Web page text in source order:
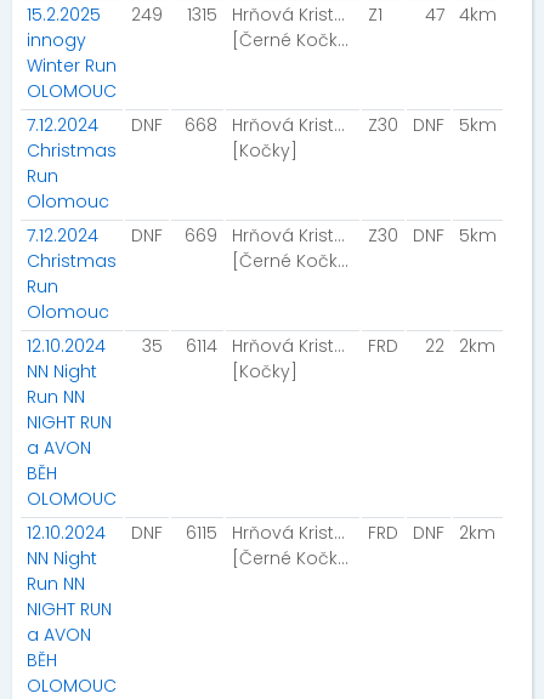
15.2.2025
innogy
Winter Run
OLOMOUC
249 1315
Hrňová Kristýna
[Černé Kočky ]
Z1 47 4km
7.12.2024
Christmas
Run
Olomouc
DNF 668
Hrňová Kristýna
[Kočky]
Z30 DNF 5km
7.12.2024
Christmas
Run
Olomouc
DNF 669
Hrňová Kristýna
[Černé Kočky ]
Z30 DNF 5km
12.10.2024
NN Night
Run NN
NIGHT RUN
a AVON
BĚH
OLOMOUC
35 6114
Hrňová Kristýna
[Kočky]
FRD 22 2km
12.10.2024
NN Night
Run NN
NIGHT RUN
a AVON
BĚH
OLOMOUC
DNF 6115
Hrňová Kristýna
[Černé Kočky ]
FRD DNF 2km